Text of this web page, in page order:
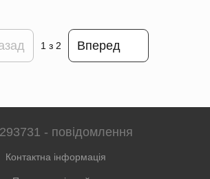
1з 2 Вперед
- повідомлення
Контактна інформація